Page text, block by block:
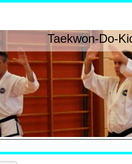
Taekwon-Do-